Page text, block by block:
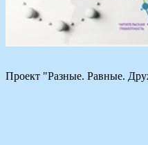
Проект "Разные. Равные.